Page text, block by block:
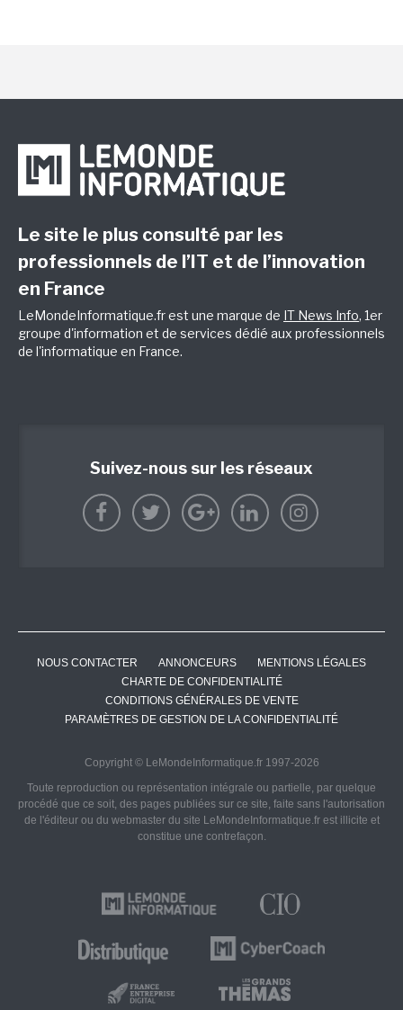
Le site le plus consulté par les
professionnels de l’IT et de l’innovation
en France
LeMondeInformatique.fr est une marque de IT News Info, 1er
groupe d'information et de services dédié aux professionnels
de l'informatique en France.
Suivez-nous sur les réseaux
NOUS CONTACTER ANNONCEURS
MENTIONS LÉGALES
CHARTE DE CONFIDENTIALITÉ
CONDITIONS GÉNÉRALES DE VENTE
PARAMÈTRES DE GESTION DE LA CONFIDENTIALITÉ
Copyright © LeMondeInformatique.fr 1997-2026
Toute reproduction ou représentation intégrale ou partielle, par quelque
procédé que ce soit, des pages publiées sur ce site, faite sans l'autorisation
de l'éditeur ou du webmaster du site LeMondeInformatique.fr est illicite et
constitue une contrefaçon.